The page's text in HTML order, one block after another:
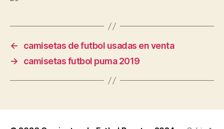
←
camisetas de futbol usadas en venta
→
camisetas futbol puma 2019